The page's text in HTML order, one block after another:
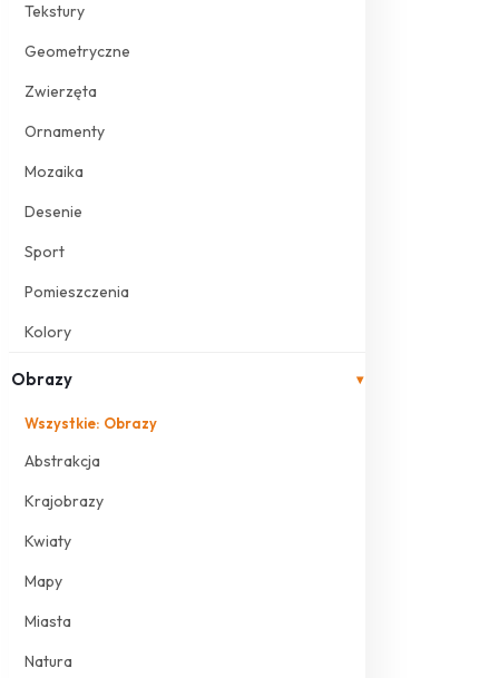
Tekstury
Geometryczne
Zwierzęta
Ornamenty
Mozaika
Desenie
Sport
Pomieszczenia
Kolory
Obrazy ▾
Wszystkie: Obrazy
Abstrakcja
Krajobrazy
Kwiaty
Mapy
Miasta
Natura